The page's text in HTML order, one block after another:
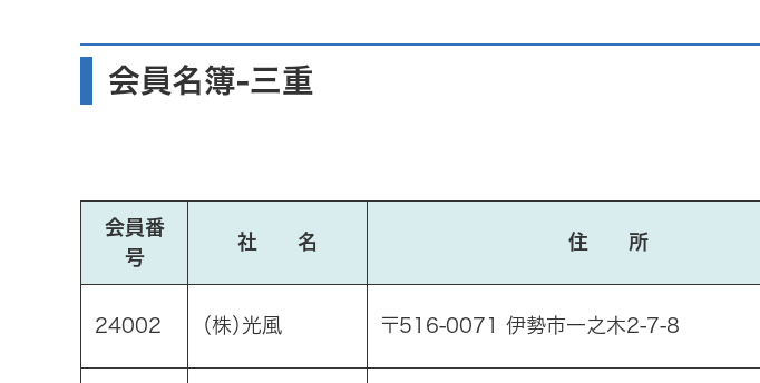
会員名簿-三重
会員番
号
社 名 住 所
24002 （株）光風 〒516-0071 伊勢市一之木2-7-8